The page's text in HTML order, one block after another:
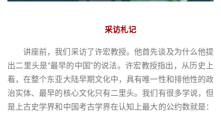
采访札记
讲座前，我们采访了许宏教授。他首先谈及为什么他提
出二里头是“最早的中国”的说法。许宏教授指出，从历史上
看，在整个东亚大陆早期文化中，具有唯一性和排他性的政
治实体、最早的核心文化只有二里头。我们有很多学说，但
是上古史学界和中国考古学界在认知上最大的公约数就是：